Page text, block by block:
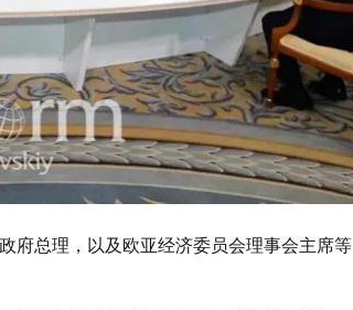
府总理，以及欧亚经济委员会理事会主席等